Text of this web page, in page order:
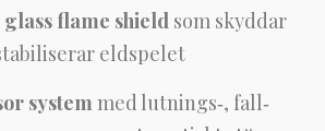
flame shield som skyddar
eldspelet
system med lutnings‑, fall‑